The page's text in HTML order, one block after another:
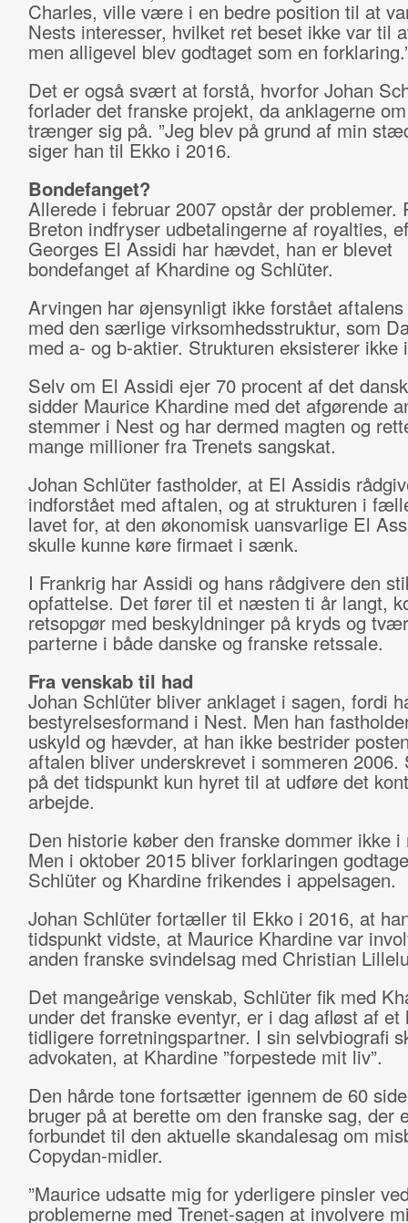
Charles, ville være i en bedre position til at
Nests interesser, hvilket ret beset ikke var til
men alligevel blev godtaget som en
Det er også svært at forstå, hvorfor Johan
forlader det franske projekt, da anklagerne
trænger sig på. ”Jeg blev på grund af min
siger han til Ekko i 2016.
Bondefanget?
Allerede i februar 2007 opstår der problemer.
Breton indfryser udbetalingerne af royalties,
Georges El Assidi har hævdet, han er blevet
bondefanget af Khardine og Schlüter.
Arvingen har øjensynligt ikke forstået
med den særlige virksomhedsstruktur, som
med a- og b-aktier. Strukturen eksisterer ikke
Selv om El Assidi ejer 70 procent af det
sidder Maurice Khardine med det afgørende
stemmer i Nest og har dermed magten og
mange millioner fra Trenets sangskat.
Johan Schlüter fastholder, at El Assidis
indforstået med aftalen, og at strukturen i
lavet for, at den økonomisk uansvarlige El
skulle kunne køre firmaet i sænk.
I Frankrig har Assidi og hans rådgivere den
opfattelse. Det fører til et næsten ti år langt,
retsopgør med beskyldninger på kryds og
parterne i både danske og franske retssale.
Fra venskab til had
Johan Schlüter bliver anklaget i sagen, fordi
bestyrelsesformand i Nest. Men han
uskyld og hævder, at han ikke bestrider
aftalen bliver underskrevet i sommeren 2006.
på det tidspunkt kun hyret til at udføre det
arbejde.
Den historie køber den franske dommer ikke i
Men i oktober 2015 bliver forklaringen
Schlüter og Khardine frikendes i appelsagen.
Johan Schlüter fortæller til Ekko i 2016, at
tidspunkt vidste, at Maurice Khardine var
anden franske svindelsag med Christian
Det mangeårige venskab, Schlüter fik med
under det franske eventyr, er i dag afløst af et
tidligere forretningspartner. I sin selvbiografi
advokaten, at Khardine ”forpestede mit liv”.
Den hårde tone fortsætter igennem de 60
bruger på at berette om den franske sag, der
forbundet til den aktuelle skandalesag om
Copydan-midler.
”Maurice udsatte mig for yderligere pinsler
problemerne med Trenet-sagen at involvere